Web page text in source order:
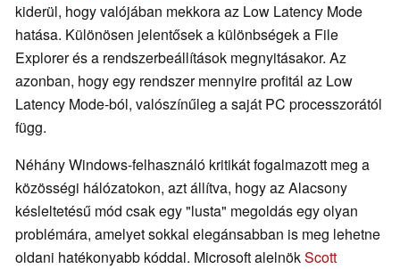
kiderül, hogy valójában mekkora az Low Latency Mode
hatása. Különösen jelentősek a különbségek a File
Explorer és a rendszerbeállítások megnyitásakor. Az
azonban, hogy egy rendszer mennyire profitál az Low
Latency Mode-ból, valószínűleg a saját PC processzorától
függ.
Néhány Windows-felhasználó kritikát fogalmazott meg a
közösségi hálózatokon, azt állítva, hogy az Alacsony
késleltetésű mód csak egy "lusta" megoldás egy olyan
problémára, amelyet sokkal elegánsabban is meg lehetne
oldani hatékonyabb kóddal. Microsoft alelnökScott